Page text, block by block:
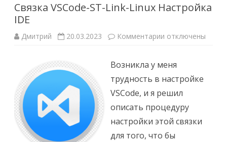
Связка VSCode-ST-Link-Linux Настройка
IDE
Дмитрий 20.03.2023 Комментарии к
ST-
Linux
Настройка
IDE
отключены
Возникла у меня
трудность в настройке
VSCode, и я решил
описать процедуру
настройки этой связки
для того, что бы